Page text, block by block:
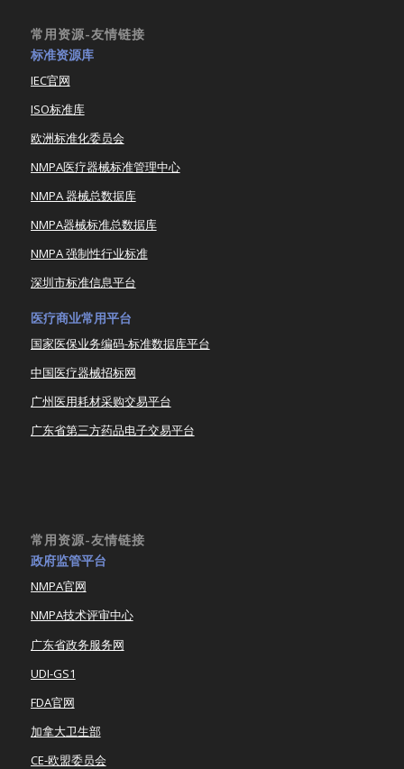
常用资源-友情链接
标准资源库
IEC官网
ISO标准库
欧洲标准化委员会
NMPA医疗器械标准管理中心
NMPA 器械总数据库
NMPA器械标准总数据库
NMPA 强制性行业标准
深圳市标准信息平台
医疗商业常用平台
国家医保业务编码-标准数据库平台
中国医疗器械招标网
广州医用耗材采购交易平台
广东省第三方药品电子交易平台
常用资源-友情链接
政府监管平台
NMPA官网
NMPA技术评审中心
广东省政务服务网
UDI-GS1
FDA官网
加拿大卫生部
CE-欧盟委员会